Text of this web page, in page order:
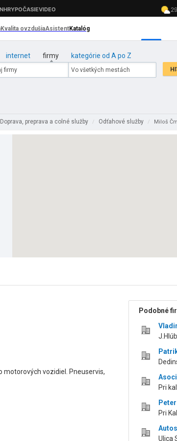
internet firmy kategórie od A po Z
Doprava, preprava a colné služby / Odťahové služby / Miloš
vozidiel. Pneuservis,
Podobné
Pri
Pri
Ulica